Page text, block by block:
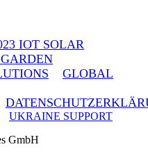
IOT SOLAR
GLOBAL
UKRAINE SUPPORT
GmbH